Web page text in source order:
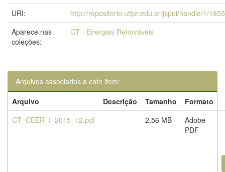
URI:
http://repositorio.utfpr.edu.br/jspui/handle/1/
Aparece nas
coleções:
CT - Energias Renováveis
Arquivos associados a este item:
Arquivo
Descrição Tamanho
Formato
CT_CEER_I_2015_12.pdf
2,56 MB
Adobe
PDF